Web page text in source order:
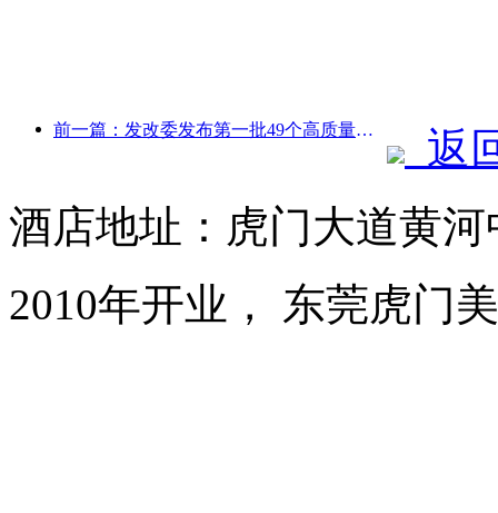
前一篇：发改委发布第一批49个高质量户外运动目的地名单
返
酒店地址：虎门大道黄
2010年开业， 东莞虎